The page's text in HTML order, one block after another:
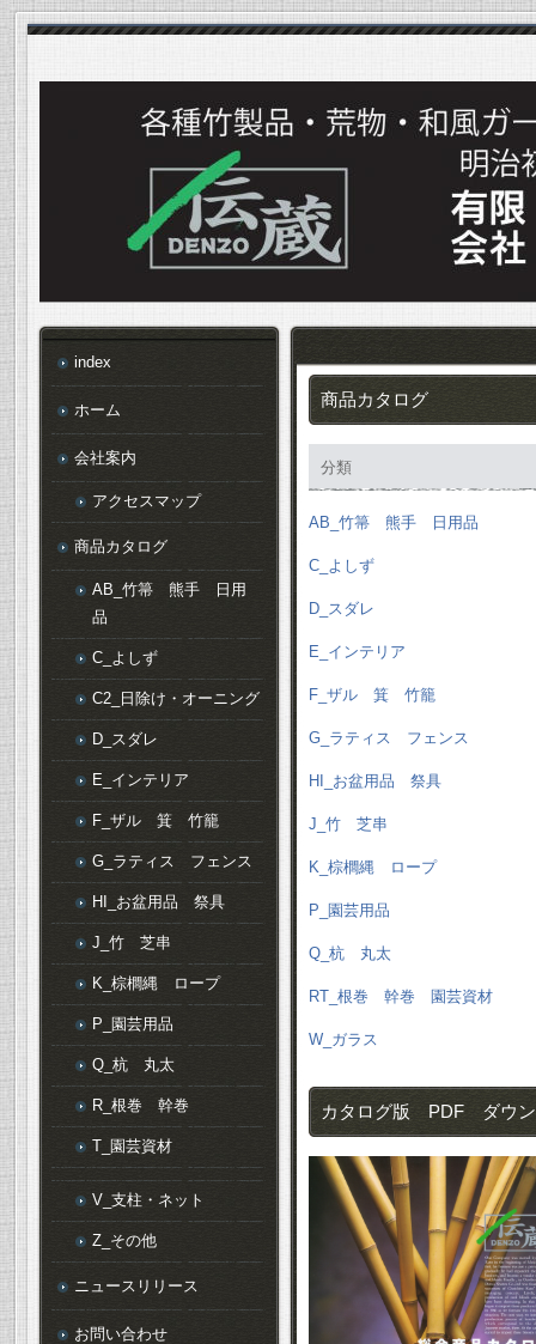
商品カタログ
分類
AB_竹箒 熊手 日用品
C_よしず
D_スダレ
E_インテリア
F_ザル 箕 竹籠
G_ラティス フェンス
HI_お盆用品 祭具
J_竹 芝串
K_棕櫚縄 ロープ
P_園芸用品
Q_杭 丸太
RT_根巻 幹巻 園芸資材
W_ガラス
カタログ版 PDF ダウン
index
ホーム
会社案内
アクセスマップ
商品カタログ
AB_竹箒 熊手 日用
品
C_よしず
C2_日除け・オーニング
D_スダレ
E_インテリア
F_ザル 箕 竹籠
G_ラティス フェンス
HI_お盆用品 祭具
J_竹 芝串
K_棕櫚縄 ロープ
P_園芸用品
Q_杭 丸太
R_根巻 幹巻
T_園芸資材
V_支柱・ネット
Z_その他
ニュースリリース
お問い合わせ